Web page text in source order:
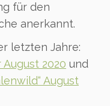
für den
anerkannt.
letzten Jahre:
2020 und
August